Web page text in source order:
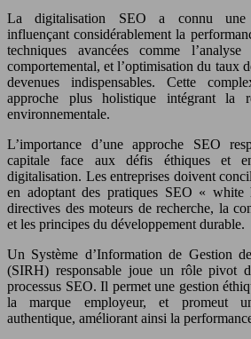
La digitalisation SEO a connu une
influençant considérablement la
techniques avancées comme
comportemental, et l’optimisation du taux
devenues indispensables. Cette
approche plus holistique intégrant la
environnementale.
L’importance d’une approche SEO
capitale face aux défis éthiques et
digitalisation. Les entreprises doivent
en adoptant des pratiques SEO « white
directives des moteurs de recherche, la
et les principes du développement durable.
Un Système d’Information de Gestion
(SIRH) responsable joue un rôle pivot
processus SEO. Il permet une gestion
la marque employeur, et promeut
authentique, améliorant ainsi la